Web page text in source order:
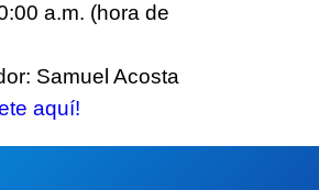
a.m. (hora de
Samuel Acosta
aquí!